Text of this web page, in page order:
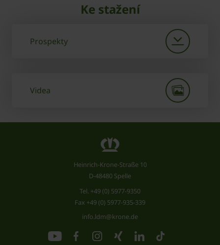
Ke stažení
Prospekty
Videa
Heinrich-Krone-Straße 10
D-48480 Spelle
Tel. +49 (0) 5977-9350
Fax +49 (0) 5977-935-339
info.ldm@krone.de